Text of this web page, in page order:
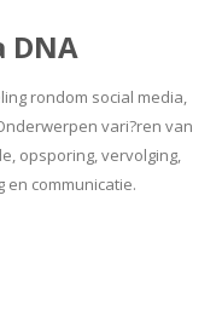
DNA
rondom social media,
vari?ren van
opsporing, vervolging,
communicatie.